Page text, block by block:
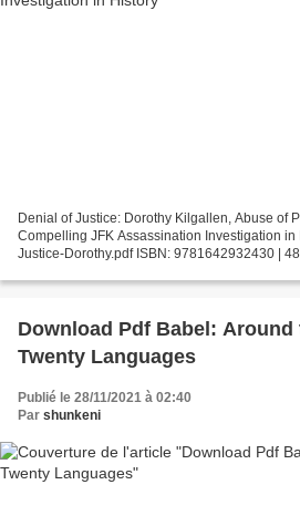
Denial of Justice: Dorothy Kilgallen, Abuse of
Compelling JFK Assassination Investigation
Justice-Dorothy.pdf ISBN: 9781642932430 |
Download Pdf Babel: Around
Twenty Languages
Publié le 28/11/2021 à 02:40
Par shunkeni